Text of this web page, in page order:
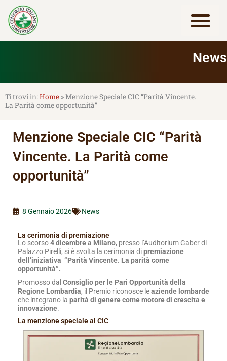
contenuto
News
Home »Menzione Speciale CIC “Parità Vincente.
La Parità come opportunità”
Menzione Speciale CIC “Parità
Vincente. La Parità come
opportunità”
8 Gennaio 2026 News
La cerimonia di premiazione
Lo scorso4 dicembre a Milano, presso l’Auditorium Gaber di
Palazzo Pirelli, si è svolta la cerimonia dipremiazione
dell’iniziativa “Parità Vincente. La parità come
opportunità”.
Promosso dal Consiglio per le Pari Opportunità della
Regione Lombardia, il Premio riconosce leaziende lombarde
che integrano la parità di genere come motore di crescita e
innovazione.
La menzione speciale al CIC